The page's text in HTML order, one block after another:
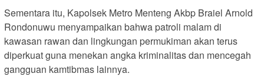
Sementara itu, Kapolsek Metro Menteng Akbp Braiel Arnold
Rondonuwu menyampaikan bahwa patroli malam di
kawasan rawan dan lingkungan permukiman akan terus
diperkuat guna menekan angka kriminalitas dan mencegah
gangguan kamtibmas lainnya.